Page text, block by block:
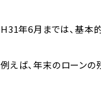
H31年6月までは、基本
例えば、年末のローン